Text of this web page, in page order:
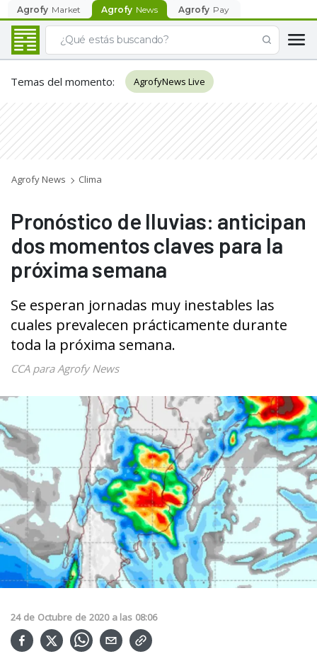
Agrofy Market Agrofy News Agrofy Pay
Temas del momento: AgrofyNews Live
Agrofy News Clima
Pronóstico de lluvias: anticipan
dos momentos claves para la
próxima semana
Se esperan jornadas muy inestables las
cuales prevalecen prácticamente durante
toda la próxima semana.
CCA para Agrofy News
24 de Octubre de 2020 a las 08:06